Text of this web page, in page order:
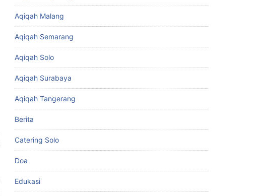
Aqiqah Malang
Aqiqah Semarang
Aqiqah Solo
Aqiqah Surabaya
Aqiqah Tangerang
Berita
Catering Solo
Doa
Edukasi